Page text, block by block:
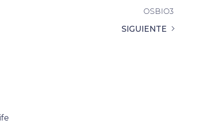
OSBIO3
SIGUIENTE